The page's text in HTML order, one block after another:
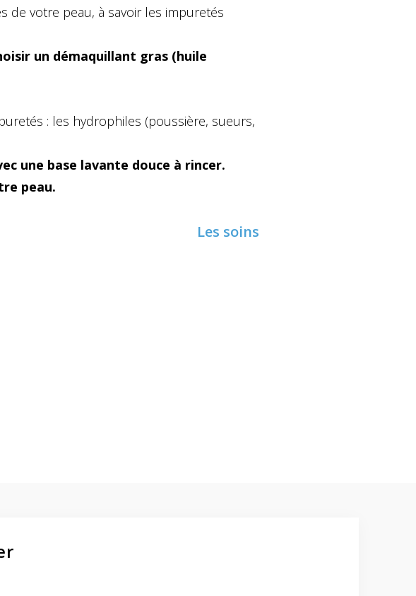
de votre peau, à savoir les impuretés
un démaquillant gras (huile
: les hydrophiles (poussière, sueurs,
une base lavante douce à rincer.
peau.
Les soins